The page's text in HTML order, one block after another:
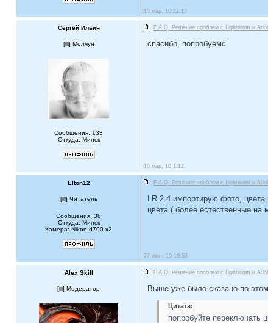
15 мар, 10 22:12
Сергей Ильин F.A.Q. Решение проблем c Lightroom и
[ ] Молчун
Сообщения: 133
Откуда: Минск
спасибо, попробуемс
16 мар, 10 1:12
Elton12 F.A.Q. Решение проблем c Lightroom и
[ ] Читатель
Сообщения: 38
Откуда: Минск
Камера: Nikon d700 x2
LR 2.4 импортирую фото,
цвета ( более естественные на
27 июн, 10 19:53
Alex Skill F.A.Q. Решение проблем c Lightroom и
[ ] Модератор Выше уже было сказано по
Цитата:
попробуйте переключать